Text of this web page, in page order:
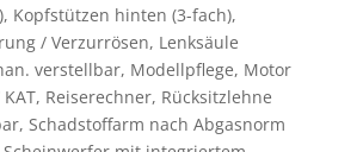
Kopfstützen hinten (3-fach),
/ Verzurrösen, Lenksäule
verstellbar, Modellpflege, Motor
KAT, Reiserechner, Rücksitzlehne
Schadstoffarm nach Abgasnorm